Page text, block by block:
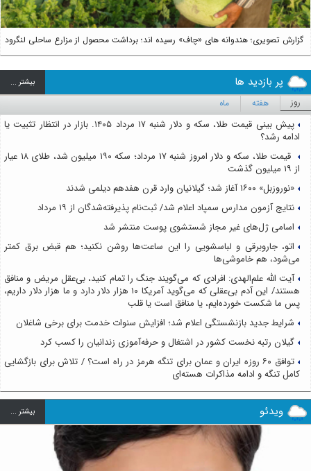
گزارش تصویری؛ هندوانه های «چاف» رسیده اند؛ برداشت محصول از مزارع ساحلی لنگرود
پر بازدید ها بيشتر ...
روز هفته ماه
پیش بینی قیمت طلا، سکه و دلار شنبه ۱۷ مرداد ۱۴۰۵. بازار در انتظار تثبیت یا
ادامه رشد؟
قیمت طلا، سکه و دلار امروز شنبه ۱۷ مرداد؛ سکه ۱۹۰ میلیون شد، طلای ۱۸ عیار
از ۱۹ میلیون گذشت
«نوروزبل» ۱۶۰۰ آغاز شد؛ گیلانیان وارد قرن هفدهم دیلمی شدند
نتایج آزمون مدارس سمپاد اعلام شد/ ثبت‌نام پذیرفته‌شدگان از ۱۹ مرداد
اسامی ژل‌های غیر مجاز شستشوی پوست منتشر شد
اتو، جاروبرقی و لباسشویی را این ساعت‌ها روشن نکنید؛ هم قبض برق کمتر
می‌شود، هم خاموشی‌ها
آیت الله علم‌الهدی: افرادی که می‌گویند جنگ را تمام کنید، بی‌عقل مریض و منافق
هستند/ این آدم بی‌عقلی که می‌گوید آمریکا ۱۰ هزار دلار دارد و ما هزار دلار داریم،
پس ما شکست خورده‌ایم، یا منافق است یا قلب
شرایط جدید بازنشستگی اعلام شد؛ افزایش سنوات خدمت برای برخی شاغلان
گیلان رتبه نخست کشور در اشتغال و حرفه‌آموزی زندانیان را کسب کرد
توافق ۶۰ روزه ایران و عمان برای تنگه هرمز در راه است؟ / تلاش برای بازگشایی
کامل تنگه و ادامه مذاکرات هسته‌ای
ویدئو بيشتر ...